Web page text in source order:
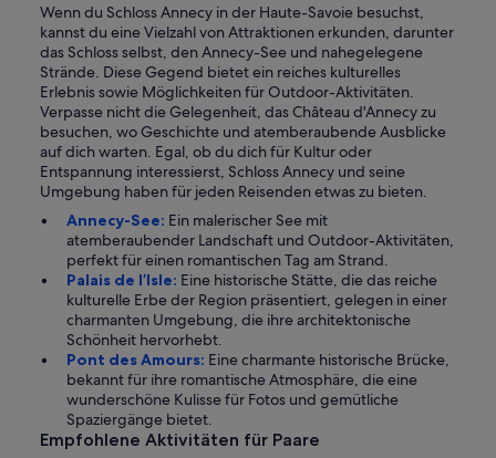
Wenn du Schloss Annecy in der Haute-Savoie besuchst,
kannst du eine Vielzahl von Attraktionen erkunden, darunter
das Schloss selbst, den Annecy-See und nahegelegene
Strände. Diese Gegend bietet ein reiches kulturelles
Erlebnis sowie Möglichkeiten für Outdoor-Aktivitäten.
Verpasse nicht die Gelegenheit, das Château d'Annecy zu
besuchen, wo Geschichte und atemberaubende Ausblicke
auf dich warten. Egal, ob du dich für Kultur oder
Entspannung interessierst, Schloss Annecy und seine
Umgebung haben für jeden Reisenden etwas zu bieten.
Annecy-See: Ein malerischer See mit
atemberaubender Landschaft und Outdoor-Aktivitäten,
perfekt für einen romantischen Tag am Strand.
Palais de l’Isle: Eine historische Stätte, die das reiche
kulturelle Erbe der Region präsentiert, gelegen in einer
charmanten Umgebung, die ihre architektonische
Schönheit hervorhebt.
Pont des Amours: Eine charmante historische Brücke,
bekannt für ihre romantische Atmosphäre, die eine
wunderschöne Kulisse für Fotos und gemütliche
Spaziergänge bietet.
Empfohlene Aktivitäten für Paare